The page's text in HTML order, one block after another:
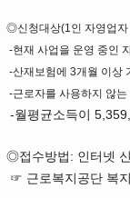
◎신청대상(1인 자영업자
-현재 사업을 운영 중인
-산재보험에 3개월 이상
-근로자를 사용하지 않는
-월평균소득이
◎접수방법: 인터넷
☞ 근로복지공단 복